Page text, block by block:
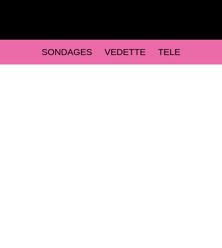
SONDAGES VEDETTE TELE